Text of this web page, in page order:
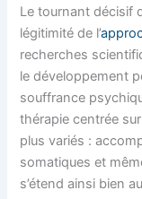
Le tournant décisif
légitimité de l’
recherches
le développement
souffrance
thérapie centrée
plus variés :
somatiques et
s’étend ainsi bien